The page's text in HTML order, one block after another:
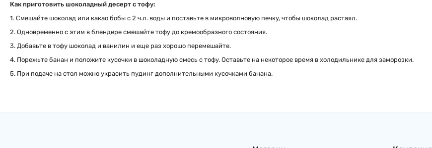
Как приготовить шоколадный десерт с тофу:
1. Смешайте шоколад или какао бобы с 2 ч.л. воды и поставьте в микроволновую печку, чтобы шоколад растаял.
2. Одновременно с этим в блендере смешайте тофу до кремообразного состояния.
3. Добавьте в тофу шоколад и ванилин и еще раз хорошо перемешайте.
4. Порежьте банан и положите кусочки в шоколадную смесь с тофу. Оставьте на некоторое время в холодильнике для заморозки.
5. При подаче на стол можно украсить пудинг дополнительными кусочками банана.